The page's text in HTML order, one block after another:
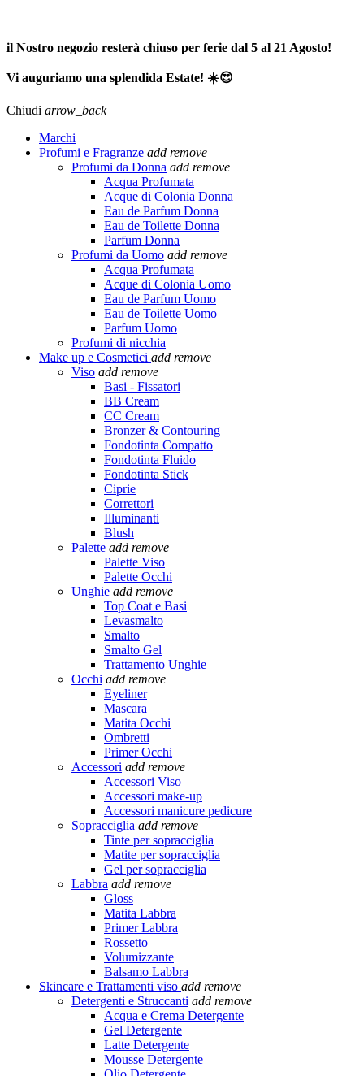
il Nostro negozio resterà chiuso per ferie dal 5 al 21 Agosto!
Vi auguriamo una splendida Estate! ☀️😍
Chiudi arrow_back
Marchi
Profumi e Fragranze add remove
Profumi da Donna add remove
Acqua Profumata
Acque di Colonia Donna
Eau de Parfum Donna
Eau de Toilette Donna
Parfum Donna
Profumi da Uomo add remove
Acqua Profumata
Acque di Colonia Uomo
Eau de Parfum Uomo
Eau de Toilette Uomo
Parfum Uomo
Profumi di nicchia
Make up e Cosmetici add remove
Viso add remove
Basi - Fissatori
BB Cream
CC Cream
Bronzer & Contouring
Fondotinta Compatto
Fondotinta Fluido
Fondotinta Stick
Ciprie
Correttori
Illuminanti
Blush
Palette add remove
Palette Viso
Palette Occhi
Unghie add remove
Top Coat e Basi
Levasmalto
Smalto
Smalto Gel
Trattamento Unghie
Occhi add remove
Eyeliner
Mascara
Matita Occhi
Ombretti
Primer Occhi
Accessori add remove
Accessori Viso
Accessori make-up
Accessori manicure pedicure
Sopracciglia add remove
Tinte per sopracciglia
Matite per sopracciglia
Gel per sopracciglia
Labbra add remove
Gloss
Matita Labbra
Primer Labbra
Rossetto
Volumizzante
Balsamo Labbra
Skincare e Trattamenti viso add remove
Detergenti e Struccanti add remove
Acqua e Crema Detergente
Gel Detergente
Latte Detergente
Mousse Detergente